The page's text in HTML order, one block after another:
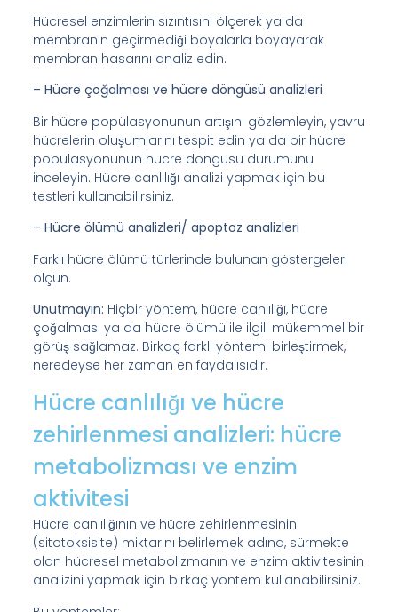
Hücresel enzimlerin sızıntısını ölçerek ya da
membranın geçirmediği boyalarla boyayarak
membran hasarını analiz edin.
– Hücre çoğalması ve hücre döngüsü analizleri
Bir hücre popülasyonunun artışını gözlemleyin, yavru
hücrelerin oluşumlarını tespit edin ya da bir hücre
popülasyonunun hücre döngüsü durumunu
inceleyin. Hücre canlılığı analizi yapmak için bu
testleri kullanabilirsiniz.
– Hücre ölümü analizleri/ apoptoz analizleri
Farklı hücre ölümü türlerinde bulunan göstergeleri
ölçün.
Unutmayın: Hiçbir yöntem, hücre canlılığı, hücre
çoğalması ya da hücre ölümü ile ilgili mükemmel bir
görüş sağlamaz. Birkaç farklı yöntemi birleştirmek,
neredeyse her zaman en faydalısıdır.
Hücre canlılığı ve hücre
zehirlenmesi analizleri: hücre
metabolizması ve enzim
aktivitesi
Hücre canlılığının ve hücre zehirlenmesinin
(sitotoksisite) miktarını belirlemek adına, sürmekte
olan hücresel metabolizmanın ve enzim aktivitesinin
analizini yapmak için birkaç yöntem kullanabilirsiniz.